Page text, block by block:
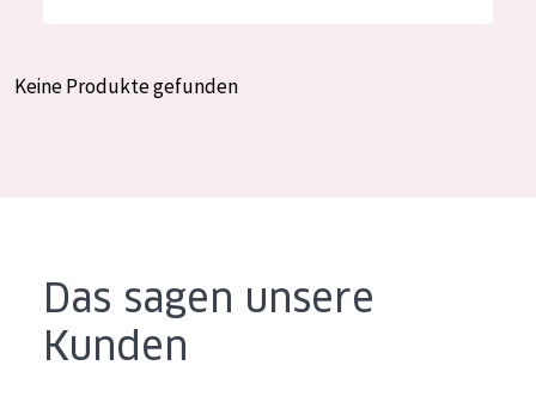
Nachtcreme
Augencreme
Spanish
Keine Produkte gefunden
Das sagen unsere
Kunden